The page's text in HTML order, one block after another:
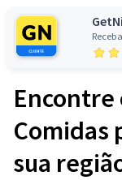
Encontre
Comidas
sua